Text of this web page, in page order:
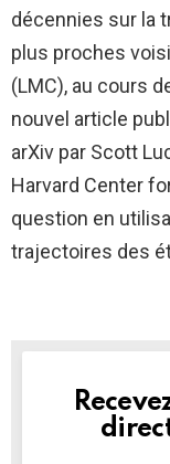
décennies sur la
plus proches
(LMC), au cours
nouvel article
arXiv par Scott
Harvard Center
question en
trajectoires des